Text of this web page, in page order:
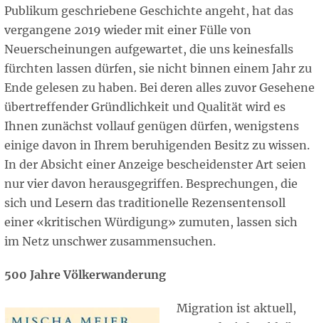
Publikum geschriebene Geschichte angeht, hat das
vergangene 2019 wieder mit einer Fülle von
Neuerscheinungen aufgewartet, die uns keinesfalls
fürchten lassen dürfen, sie nicht binnen einem Jahr zu
Ende gelesen zu haben. Bei deren alles zuvor Gesehene
übertreffender Gründlichkeit und Qualität wird es
Ihnen zunächst vollauf genügen dürfen, wenigstens
einige davon in Ihrem beruhigenden Besitz zu wissen.
In der Absicht einer Anzeige bescheidenster Art seien
nur vier davon herausgegriffen. Besprechungen, die
sich und Lesern das traditionelle Rezensentensoll
einer «kritischen Würdigung» zumuten, lassen sich
im Netz unschwer zusammensuchen.
500 Jahre Völkerwanderung
Migration ist aktuell,